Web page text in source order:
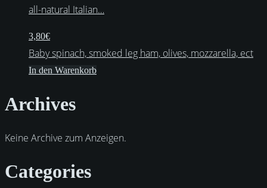
all-natural Italian…
3,80€
Baby spinach, smoked leg ham, olives, mozzarella, ect
In den Warenkorb
Archives
Keine Archive zum Anzeigen.
Categories